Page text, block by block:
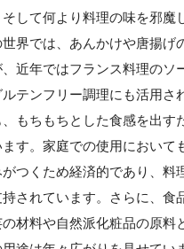
して何より料理の味を邪魔
界では、あんかけや唐揚げ
近年ではフランス料理のソ
テンフリー調理にも活用さ
もちもちとした食感を出す
す。家庭での使用において
つくため経済的であり、料
されています。さらに、食
の材料や自然派化粧品の原料